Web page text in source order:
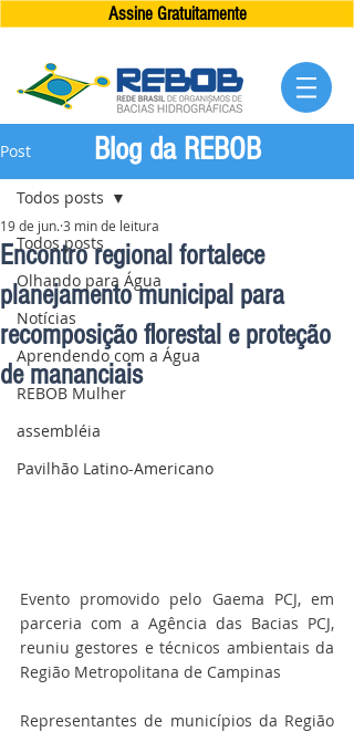
Assine Gratuitamente
Post
Todos posts
Olhando para Água
Notícias
Aprendendo com a Água
REBOB Mulher
assembléia
Pavilhão Latino-Americano
Todos posts
Encontro regional fortalece
planejamento municipal para
recomposição florestal e proteção
de mananciais
19 de jun. 3 min de leitura
Evento promovido pelo Gaema PCJ, em
parceria com a Agência das Bacias PCJ,
reuniu gestores e técnicos ambientais da
Região Metropolitana de Campinas
Representantes de municípios da Região
Blog da REBOB